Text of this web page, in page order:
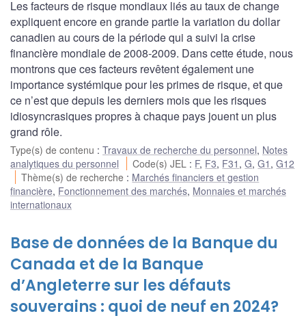
Les facteurs de risque mondiaux liés au taux de change
expliquent encore en grande partie la variation du dollar
canadien au cours de la période qui a suivi la crise
financière mondiale de 2008-2009. Dans cette étude, nous
montrons que ces facteurs revêtent également une
importance systémique pour les primes de risque, et que
ce n’est que depuis les derniers mois que les risques
idiosyncrasiques propres à chaque pays jouent un plus
grand rôle.
Type(s) de contenu : Travaux de recherche du personnel, Notes
analytiques du personnel
Code(s) JEL : F, F3, F31 ,G,G1 ,G12
Thème(s) de recherche : Marchés financiers et gestion
financière, Fonctionnement des marchés, Monnaies et marchés
internationaux
Base de données de la Banque du
Canada et de la Banque
d’Angleterre sur les défauts
souverains : quoi de neuf en 2024?